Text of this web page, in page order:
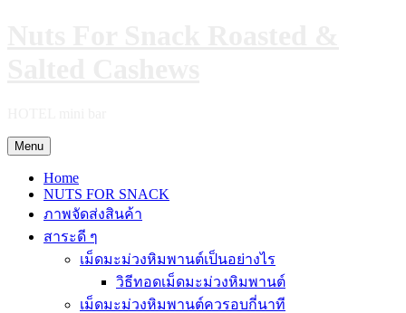
Menu
Home
NUTS FOR SNACK
ภาพจัดส่งสินค้า
สาระดี ๆ
เม็ดมะม่วงหิมพานต์เป็นอย่างไร
วิธีทอดเม็ดมะม่วงหิมพานต์
เม็ดมะม่วงหิมพานต์ควรอบกี่นาที